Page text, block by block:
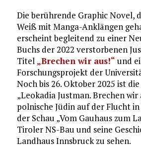
Die berührende Graphic Novel,
Weiß mit Manga-Anklängen
erscheint begleitend zu einer
Buchs der 2022 verstorbenen
Titel „Brechen wir aus!“ und
Forschungsprojekt der
Noch bis 26. Oktober 2025 ist
„Leokadia Justman. Brechen wir
polnische Jüdin auf der Flucht
der Schau „Vom Gauhaus zum
Tiroler NS-Bau und seine
Landhaus Innsbruck zu sehen.